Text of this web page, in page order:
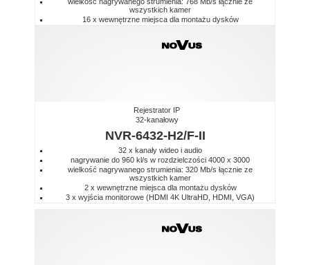
wszystkich kamer
16 x wewnętrzne miejsca dla montażu dysków
Rejestrator IP
32-kanałowy
NVR-6432-H2/F-II
32 x kanały wideo i audio
nagrywanie do 960 kl/s w rozdzielczości 4000 x 3000
wielkość nagrywanego strumienia: 320 Mb/s łącznie ze
wszystkich kamer
2 x wewnętrzne miejsca dla montażu dysków
3 x wyjścia monitorowe (HDMI 4K UltraHD, HDMI, VGA)